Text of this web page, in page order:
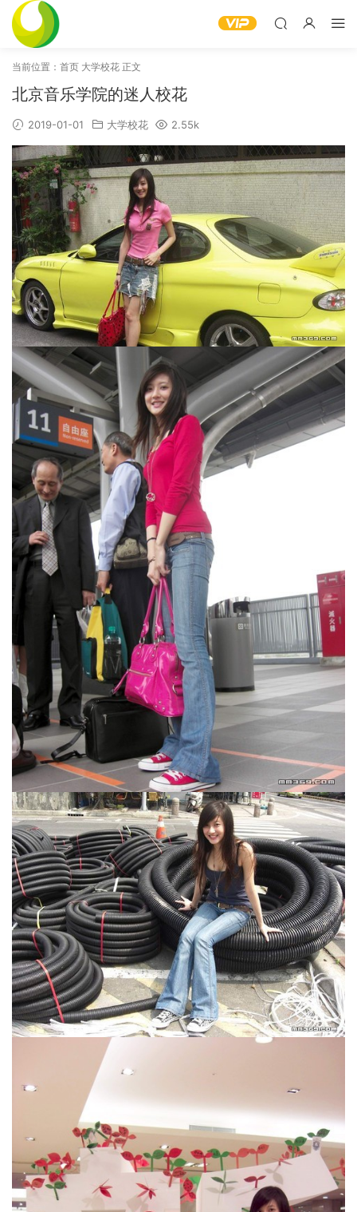
当前位置： 首页 大学校花 正文
北京音乐学院的迷人校花
2019-01-01 大学校花 2.55k